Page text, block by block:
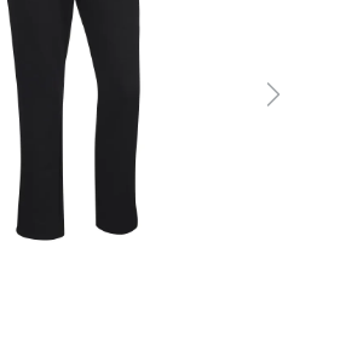
Next